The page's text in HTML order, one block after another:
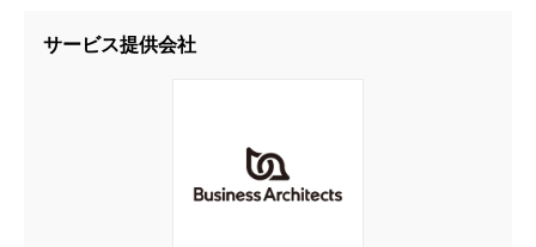
サービス提供会社